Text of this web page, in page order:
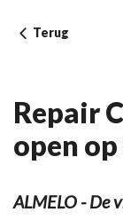
Terug
Repair
open
ALMELO - De